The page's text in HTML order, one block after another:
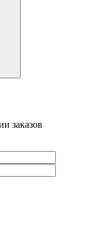
заказов